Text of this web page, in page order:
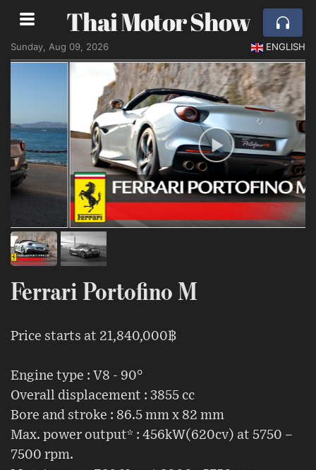
Thai Motor Show
Sunday, Aug 09, 2026 ENGLISH
Ferrari Portofino M
Price starts at 21,840,000฿
Engine type : V8 - 90°
Overall displacement : 3855 cc
Bore and stroke : 86.5 mm x 82 mm
Max. power output* : 456kW(620cv) at 5750 –
7500 rpm.